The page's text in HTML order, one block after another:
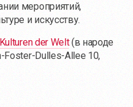
мероприятий,
и искусству.
der Welt(в народе
Foster-Dulles-Allee 10,